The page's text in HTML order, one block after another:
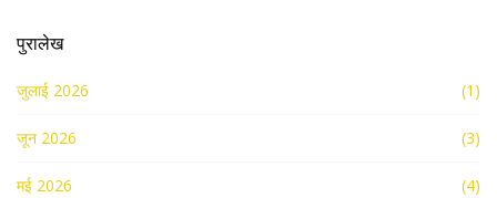
पुरालेख
जुलाई 2026 (1)
जून 2026 (3)
मई 2026 (4)